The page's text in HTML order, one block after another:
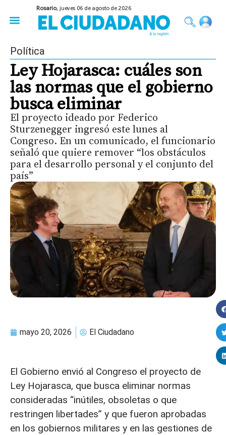
Rosario,jueves 06 de agosto de 2026
Política
Ley Hojarasca: cuáles son
las normas que el gobierno
busca eliminar
El proyecto ideado por Federico
Sturzenegger ingresó este lunes al
Congreso. En un comunicado, el funcionario
señaló que quiere remover “los obstáculos
para el desarrollo personal y el conjunto del
país”
mayo 20, 2026 El Ciudadano
El Gobierno envió al Congreso el proyecto de
Ley Hojarasca, que busca eliminar normas
consideradas “inútiles, obsoletas o que
restringen libertades” y que fueron aprobadas
en los gobiernos militares y en las gestiones de